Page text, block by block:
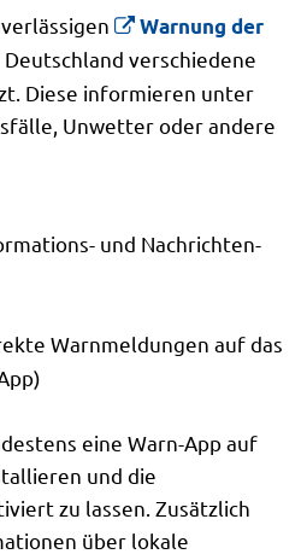
Warnung der
verschiedene
Diese informieren unter
Unwetter oder andere
und Nachrichten-
Warnmeldungen auf das
eine Warn-App auf
und die
zu lassen. Zusätzlich
über lokale